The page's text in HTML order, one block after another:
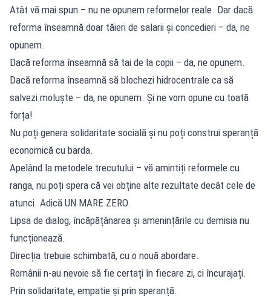
Atât vă mai spun – nu ne opunem reformelor reale. Dar dacă
reforma înseamnă doar tăieri de salarii și concedieri – da, ne
opunem.
Dacă reforma înseamnă să tai de la copii – da, ne opunem.
Dacă reforma înseamnă să blochezi hidrocentrale ca să
salvezi moluște – da, ne opunem. Și ne vom opune cu toată
forța!
Nu poți genera solidaritate socială și nu poți construi speranță
economică cu barda.
Apelând la metodele trecutului – vă amintiți reformele cu
ranga, nu poți spera că vei obține alte rezultate decât cele de
atunci. Adică UN MARE ZERO.
Lipsa de dialog, încăpățânarea și amenințările cu demisia nu
funcționează.
Direcția trebuie schimbată, cu o nouă abordare.
Românii n-au nevoie să fie certați în fiecare zi, ci încurajați.
Prin solidaritate, empatie și prin speranță.